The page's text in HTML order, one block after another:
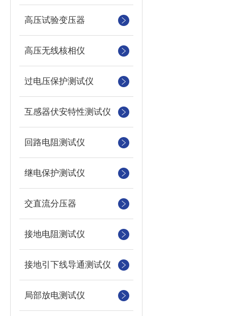
高压试验变压器
高压无线核相仪
过电压保护测试仪
互感器伏安特性测试仪
回路电阻测试仪
继电保护测试仪
交直流分压器
接地电阻测试仪
接地引下线导通测试仪
局部放电测试仪